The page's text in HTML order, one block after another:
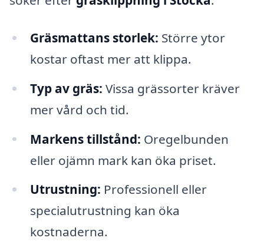
Gräsmattans storlek: Större ytor
kostar oftast mer att klippa.
Typ av gräs: Vissa grässorter kräver
mer vård och tid.
Markens tillstånd: Oregelbunden
eller ojämn mark kan öka priset.
Utrustning: Professionell eller
specialutrustning kan öka
kostnaderna.